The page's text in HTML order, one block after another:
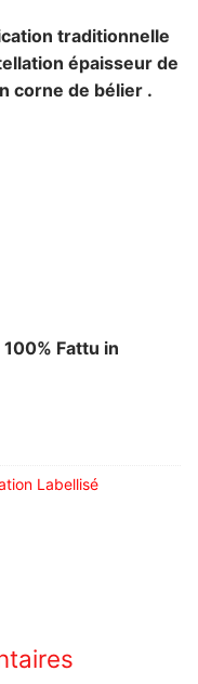
traditionnelle
épaisseur de
corne de bélier .
Fattu in
Labellisé